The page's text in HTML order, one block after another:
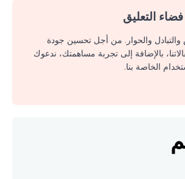
التعليق
والحوار. من أجل تحسين جودة
بالإضافة إلى تجربة مساهمتك، ندعوك
الخاصة بنا.